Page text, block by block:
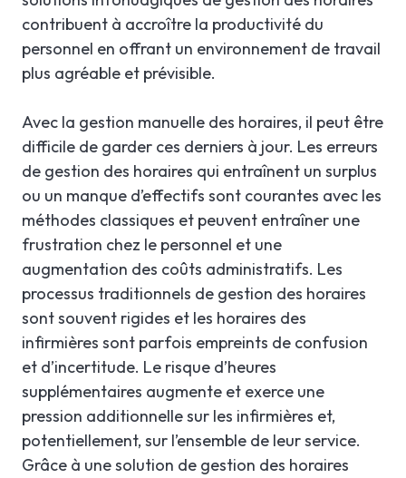
contribuent à accroître la productivité du
personnel en offrant un environnement de travail
plus agréable et prévisible.
Avec la gestion manuelle des horaires, il peut être
difficile de garder ces derniers à jour. Les erreurs
de gestion des horaires qui entraînent un surplus
ou un manque d’effectifs sont courantes avec les
méthodes classiques et peuvent entraîner une
frustration chez le personnel et une
augmentation des coûts administratifs. Les
processus traditionnels de gestion des horaires
sont souvent rigides et les horaires des
infirmières sont parfois empreints de confusion
et d’incertitude. Le risque d’heures
supplémentaires augmente et exerce une
pression additionnelle sur les infirmières et,
potentiellement, sur l’ensemble de leur service.
Grâce à une solution de gestion des horaires